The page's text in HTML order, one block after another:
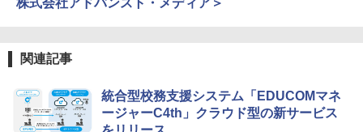
￥26,980
5
みんな大好き！ ヤマザキパン シールBO
OK（重版：10月上旬発送） (TJMOOK)
￥849
株式会社アドバンスト・メディア＞
関連記事
統合型校務支援システム「EDUCOMマネ
ージャーC4th」クラウド型の新サービス